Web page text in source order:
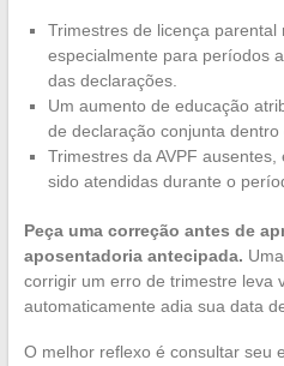
Trimestres de licença parental
especialmente para períodos
das declarações.
Um aumento de educação
de declaração conjunta dentro
Trimestres da AVPF
sido atendidas durante o
Peça uma correção antes de
aposentadoria antecipada.
corrigir um erro de trimestre leva
automaticamente adia sua data
O melhor reflexo é consultar seu